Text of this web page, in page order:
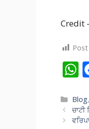
Credit
Post
s
Blog